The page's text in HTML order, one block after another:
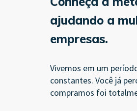
ajudando a
empresas.
Vivemos em um
constantes. Você já
compramos foi